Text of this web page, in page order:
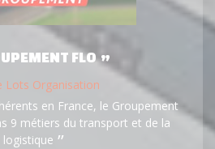
FLO
Lots Organisation
en France, le Groupement
9 métiers du transport et de la
logistique